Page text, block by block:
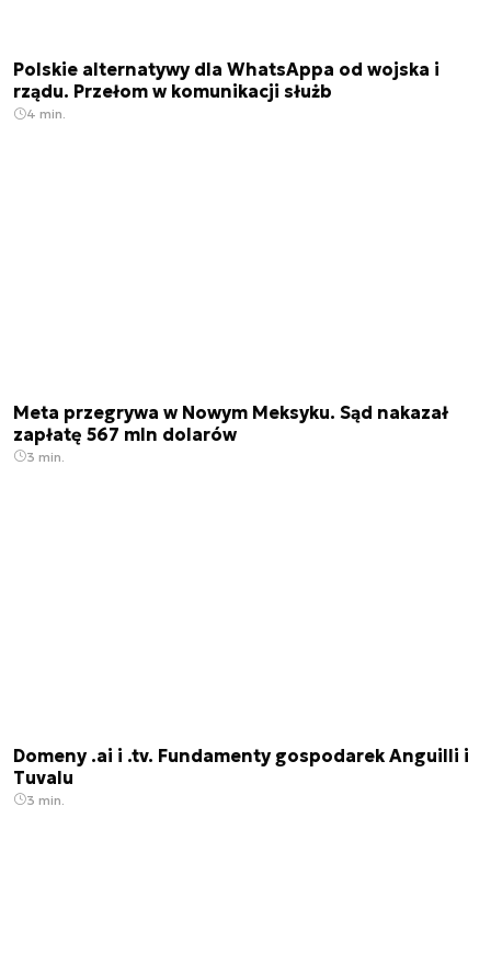
Polskie alternatywy dla WhatsAppa od wojska i
rządu. Przełom w komunikacji służb
4 min.
Meta przegrywa w Nowym Meksyku. Sąd nakazał
zapłatę 567 mln dolarów
3 min.
Domeny .ai i .tv. Fundamenty gospodarek Anguilli i
Tuvalu
3 min.